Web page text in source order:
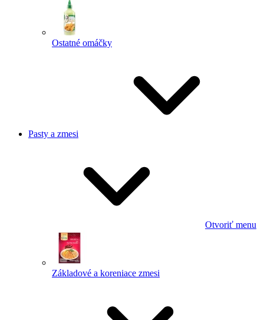
Ostatné omáčky
Pasty a zmesi
Otvoriť menu
Základové a koreniace zmesi